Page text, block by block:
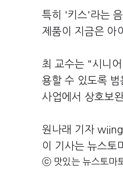
특히 '키스'라는
제품이 지금은 아
최 교수는 "시니
용할 수 있도록
사업에서 상호보
원나래 기자
이 기사는 뉴스토
ⓒ 맛있는 뉴스토마